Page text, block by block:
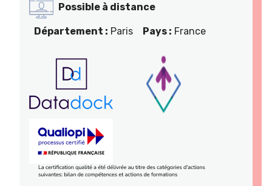
Possible à distance
Département : Paris Pays : France